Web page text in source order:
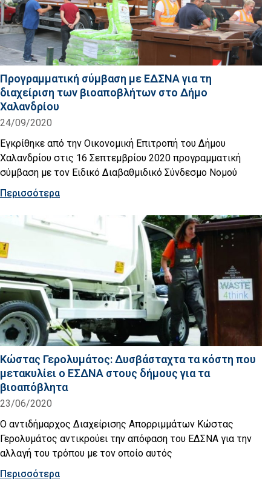
Προγραμματική σύμβαση με ΕΔΣΝΑ για τη
διαχείριση των βιοαποβλήτων στο Δήμο
Χαλανδρίου
24/09/2020
Εγκρίθηκε από την Οικονομική Επιτροπή του Δήμου
Χαλανδρίου στις 16 Σεπτεμβρίου 2020 προγραμματική
σύμβαση με τον Ειδικό Διαβαθμιδικό Σύνδεσμο Νομού
Περισσότερα
Κώστας Γερολυμάτος: Δυσβάσταχτα τα κόστη που
μετακυλίει ο ΕΣΔΝΑ στους δήμους για τα
βιοαπόβλητα
23/06/2020
Ο αντιδήμαρχος Διαχείρισης Απορριμμάτων Κώστας
Γερολυμάτος αντικρούει την απόφαση του ΕΔΣΝΑ για την
αλλαγή του τρόπου με τον οποίο αυτός
Περισσότερα